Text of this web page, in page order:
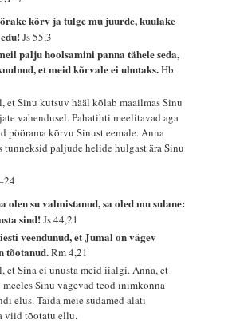
kõrv ja tulge mu juurde, kuulake
Js 55,3
palju hoolsamini panna tähele seda,
et meid kõrvale ei uhutaks.Hb
et Sinu kutsuv hääl kõlab maailmas Sinu
vahendusel. Pahatihti meelitavad aga
pöörama kõrvu Sinust eemale. Anna
tunneksid paljude helide hulgast ära Sinu
olen su valmistanud, sa oled mu sulane:
sind!Js 44,21
veendunud, et Jumal on vägev
tõotanud.Rm 4,21
et Sina ei unusta meid iialgi. Anna, et
Sinu vägevad teod inimkonna
elus. Täida meie südamed alati
viid tõotatu ellu.